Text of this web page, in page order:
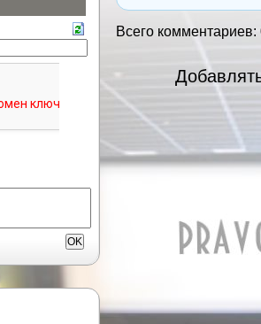
Всего комментариев: